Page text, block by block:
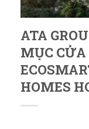
ATA
MỤC CỬA
HOMES